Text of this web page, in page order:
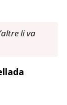
li va